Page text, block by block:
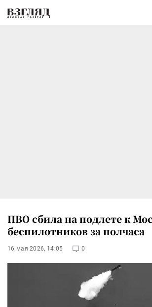
ПВО сбила на подлете к
беспилотников за полчаса
16 мая 2026, 14:05 0